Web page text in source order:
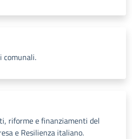
comunali.
riforme e finanziamenti del
e Resilienza italiano.